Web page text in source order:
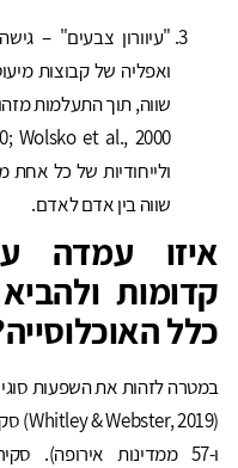
"עיוורון צבעים" –
ואפליה של קבוצות
ולייחודיות של כל אחת
שווה בין אדם לאדם.
איזו עמדה
קדומות
כלל
במטרה לזהות את השפעות סוגי
ו-57 ממדינות